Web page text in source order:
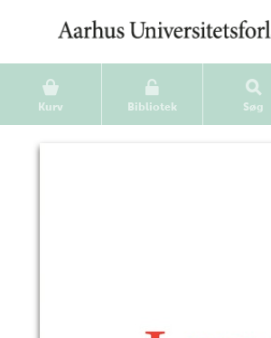
Kurv Bibliotek Søg